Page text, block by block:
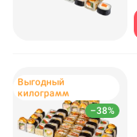
–38%
Выгодный
килограмм